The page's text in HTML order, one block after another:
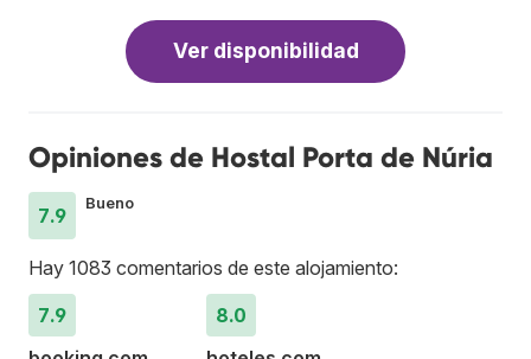
Ver disponibilidad
Opiniones de Hostal Porta de Núria
7.9
Bueno
Hay 1083 comentarios de este alojamiento:
7.9
8.0